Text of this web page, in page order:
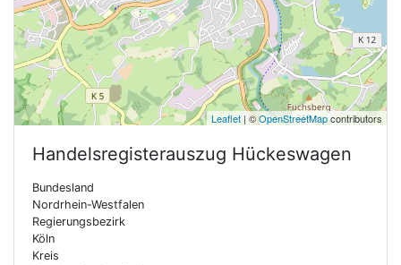
Leaflet| ©OpenStreetMapcontributors
Handelsregisterauszug Hückeswagen
Bundesland
Nordrhein-Westfalen
Regierungsbezirk
Köln
Kreis